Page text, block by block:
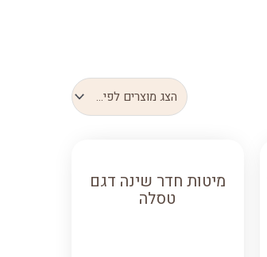
מיטות חדר שינה דגם
טסלה